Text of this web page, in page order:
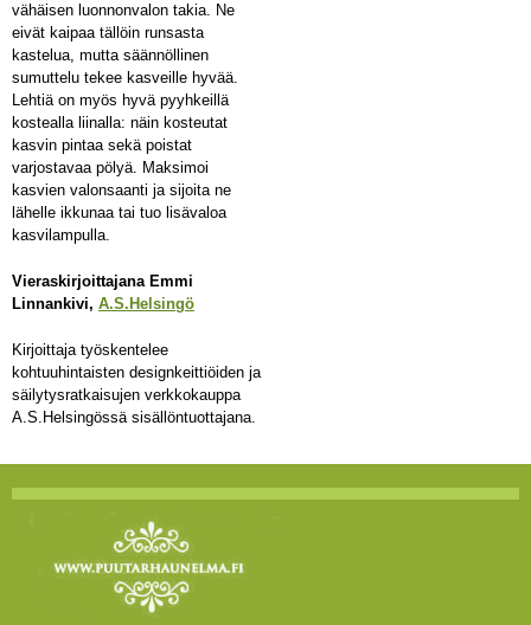
vähäisen luonnonvalon takia. Ne
eivät kaipaa tällöin runsasta
kastelua, mutta säännöllinen
sumuttelu tekee kasveille hyvää.
Lehtiä on myös hyvä pyyhkeillä
kostealla liinalla: näin kosteutat
kasvin pintaa sekä poistat
varjostavaa pölyä. Maksimoi
kasvien valonsaanti ja sijoita ne
lähelle ikkunaa tai tuo lisävaloa
kasvilampulla.
Vieraskirjoittajana Emmi
Linnankivi, A.S.Helsingö
Kirjoittaja työskentelee
kohtuuhintaisten designkeittiöiden ja
säilytysratkaisujen verkkokauppa
A.S.Helsingössä sisällöntuottajana.